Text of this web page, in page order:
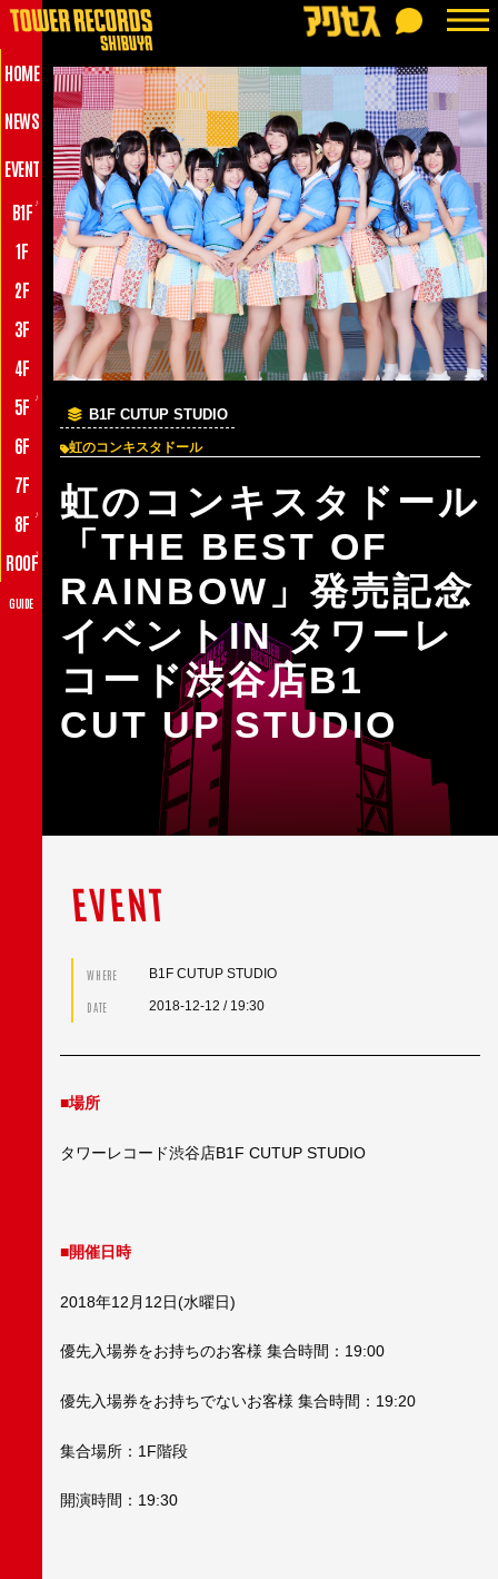
HOME
NEWS
EVENT
B1F ♪
1F
2F
3F
4F
5F
♪
6F
7F
8F
♪
ROOF♪
GUIDE
B1F CUTUP STUDIO
虹のコンキスタドール
虹のコンキスタドール
「THE BEST OF
RAINBOW」発売記念
イベントIN タワーレ
コード渋谷店B1
CUT UP STUDIO
EVENT
WHERE B1F CUTUP STUDIO
DATE 2018-12-12 / 19:30
■場所
タワーレコード渋谷店B1F CUTUP STUDIO
■開催日時
2018年12月12日(水曜日)
優先入場券をお持ちのお客様 集合時間：19:00
優先入場券をお持ちでないお客様 集合時間：19:20
集合場所：1F階段
開演時間：19:30